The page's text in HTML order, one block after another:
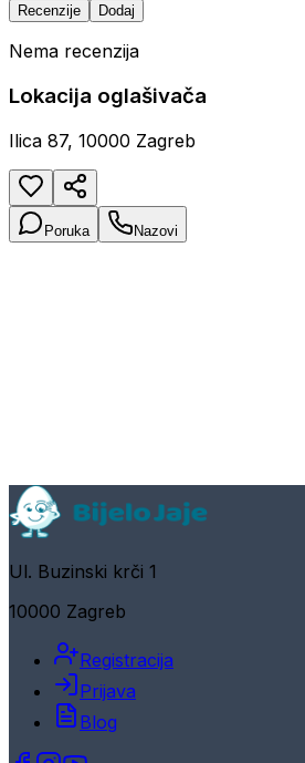
Recenzije Dodaj
Nema recenzija
Lokacija oglašivača
Ilica 87, 10000 Zagreb
Poruka Nazovi
Ul. Buzinski krči 1
10000 Zagreb
Registracija
Prijava
Blog